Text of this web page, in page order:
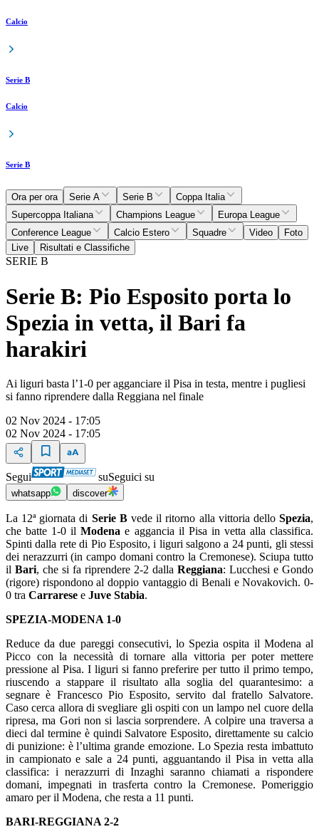
Calcio
Serie B
Calcio
Serie B
Ora per ora Serie A Serie B
Coppa Italia
Supercoppa Italiana
Champions League
Europa League
Conference League
Calcio Estero Squadre Video
Foto
Live
Risultati e Classifiche
SERIE B
Serie B: Pio Esposito porta lo
Spezia in vetta, il Bari fa
harakiri
Ai liguri basta l’1-0 per agganciare il Pisa in testa, mentre i pugliesi
si fanno riprendere dalla Reggiana nel finale
02 Nov 2024 - 17:05
02 Nov 2024 - 17:05
Segui suSeguici su
whatsapp discover
La 12ª giornata di Serie Bvede il ritorno alla vittoria delloSpezia,
che batte 1-0 ilModena e aggancia il Pisa in vetta alla classifica.
Spinti dalla rete di Pio Esposito, i liguri salgono a 24 punti, gli stessi
dei nerazzurri (in campo domani contro la Cremonese). Sciupa tutto
il Bari, che si fa riprendere 2-2 dalla Reggiana: Lucchesi e Gondo
(rigore) rispondono al doppio vantaggio di Benali e Novakovich. 0-
0 tra Carrarese e Juve Stabia.
SPEZIA-MODENA 1-0
Reduce da due pareggi consecutivi, lo Spezia ospita il Modena al
Picco con la necessità di tornare alla vittoria per poter mettere
pressione al Pisa. I liguri si fanno preferire per tutto il primo tempo,
riuscendo a stappare il risultato alla soglia del quarantesimo: a
segnare è Francesco Pio Esposito, servito dal fratello Salvatore.
Caso cerca allora di svegliare gli ospiti con un lampo nel cuore della
ripresa, ma Gori non si lascia sorprendere. A colpire una traversa a
dieci dal termine è quindi Salvatore Esposito, direttamente su calcio
di punizione: è l’ultima grande emozione. Lo Spezia resta imbattuto
in campionato e sale a 24 punti, agguantando il Pisa in vetta alla
classifica: i nerazzurri di Inzaghi saranno chiamati a rispondere
domani, impegnati in trasferta contro la Cremonese. Pomeriggio
amaro per il Modena, che resta a 11 punti.
BARI-REGGIANA 2-2